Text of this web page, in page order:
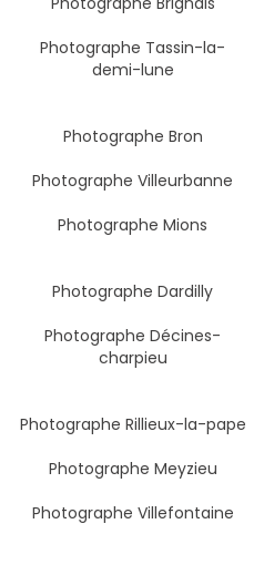
Photographe Tassin-la-
demi-lune
Photographe Bron
Photographe Villeurbanne
Photographe Mions
Photographe Dardilly
Photographe Décines-
charpieu
Photographe Rillieux-la-pape
Photographe Meyzieu
Photographe Villefontaine